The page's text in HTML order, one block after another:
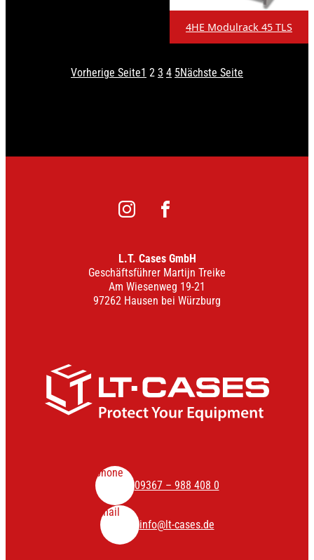
4HE Modulrack 45 TLS
Vorherige Seite1 2 3 4 5Nächste Seite
instagram facebook
L.T. Cases GmbH
Geschäftsführer Martijn Treike
Am Wiesenweg 19-21
97262 Hausen bei Würzburg
phone
09367 – 988 408 0
mail
info@lt-cases.de